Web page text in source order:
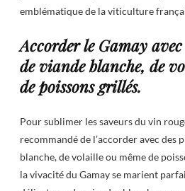
emblématique de la viticulture
Accorder le Gamay
de viande blanche, de
de poissons grillés.
Pour sublimer les saveurs du vin
recommandé de l’accorder avec des
blanche, de volaille ou même de
la vivacité du Gamay se marient